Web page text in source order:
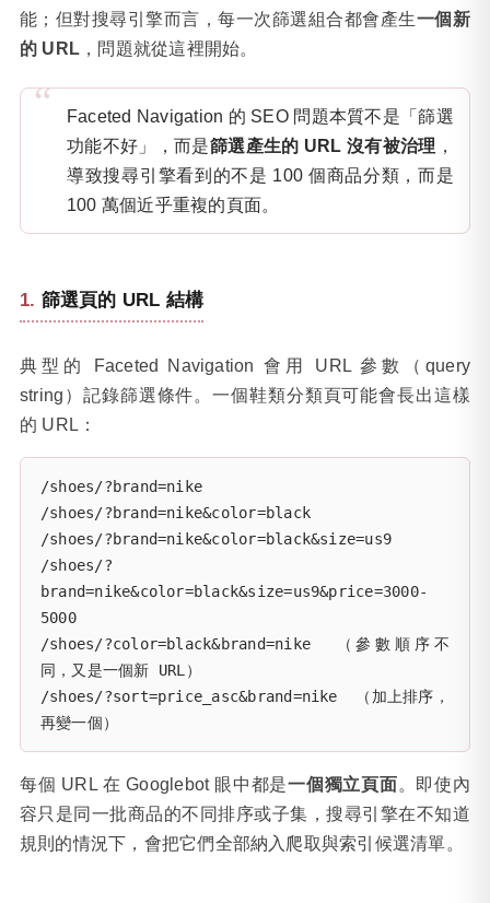
能；但對搜尋引擎而言，每一次篩選組合都會產生一個新
的 URL ，問題就從這裡開始。
Faceted Navigation 的 SEO 問題本質不是「篩選
功能不好」，而是篩選產生的 URL 沒有被治理 ，
導致搜尋引擎看到的不是 100 個商品分類，而是
100 萬個近乎重複的頁面。
篩選頁的 URL 結構
典型的 Faceted Navigation 會用 URL 參數（query
string）記錄篩選條件。一個鞋類分類頁可能會長出這樣
的 URL：
/shoes/?brand=nike
/shoes/?brand=nike&color=black
/shoes/?brand=nike&color=black&size=us9
/shoes/?
brand=nike&color=black&size=us9&price=3000-
5000
/shoes/?color=black&brand=nike  （參數順序不
同，又是一個新 URL）
/shoes/?sort=price_asc&brand=nike  （加上排序，
再變一個）
每個 URL 在 Googlebot 眼中都是一個獨立頁面。即使內
容只是同一批商品的不同排序或子集，搜尋引擎在不知道
規則的情況下，會把它們全部納入爬取與索引候選清單。